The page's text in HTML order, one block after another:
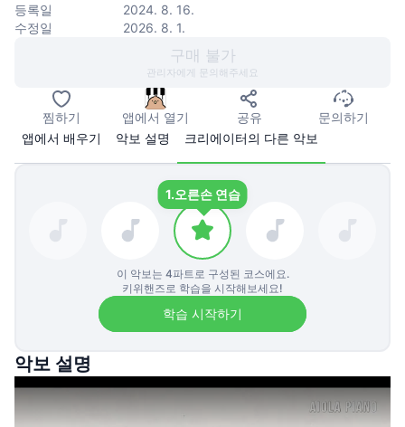
등록일
2024. 8. 16.
수정일
2026. 8. 1.
구매 불가
관리자에게 문의해주세요
찜하기 앱에서 열기 공유
문의하기
앱에서 배우기
악보 설명 크리에이터의 다른 악보
1.오른손 연습
이 악보는 4파트로 구성된 코스에요.
키위핸즈로 학습을 시작해보세요!
학습 시작하기
악보 설명